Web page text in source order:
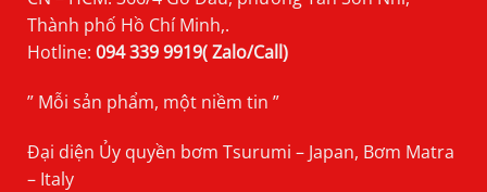
Thành phố Hồ Chí Minh,.
Hotline: 094 339 9919( Zalo/Call)
” Mỗi sản phẩm, một niềm tin ”
Đại diện Ủy quyền bơm Tsurumi – Japan, Bơm Matra
– Italy